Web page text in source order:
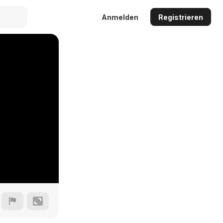
Anmelden Registrieren